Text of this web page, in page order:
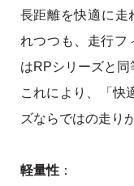
長距離を快適に走
れつつも、走行フ
はRPシリーズと同
これにより、「快
ズならではの走り
軽量性：